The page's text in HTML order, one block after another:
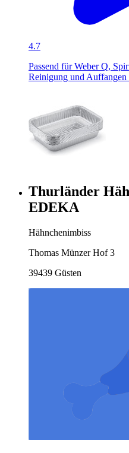
4.7
Passend für Weber Q,
Reinigung und Auffangen
Thurländer
EDEKA
Hähnchenimbiss
Thomas Münzer Hof 3
39439 Güsten